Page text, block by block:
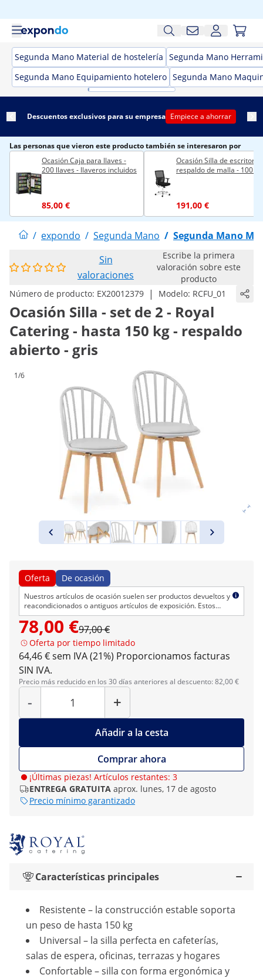
Segunda Mano Material de hostelería Segunda Mano
Segunda Mano Equipamiento hotelero Segunda Mano
Descuentos exclusivos para su empresa Empiece a ahorrar
Las personas que vieron este producto también se interesaron por
Ocasión Caja para llaves -
200 llaves - llaveros incluidos
85,00 €
Ocasión Silla de escritorio
respaldo de malla - 100 kg
191,00 €
/ expondo / Segunda Mano / Segunda Mano
Sin
valoraciones
Escribe la primera
valoración sobre este
producto
Número de producto: EX20012379 | Modelo: RCFU_01
Ocasión Silla - set de 2 - Royal
Catering - hasta 150 kg - respaldo
abierto - gris
1/6
Oferta De ocasión
Nuestros artículos de ocasión suelen ser productos devueltos y
reacondicionados o antiguos artículos de exposición. Estos
productos suelen presentar defectos cosméticos pero se
encuentran en perfectas condiciones técnicas. Como siempre,
ofrecemos el derecho de devolución y la garantía.
78,00 €97,00 €
Oferta por tiempo limitado
64,46 € sem IVA (21%) Proporcionamos facturas
SIN IVA.
Precio más reducido en los 30 días anteriores al descuento: 82,00 €
-
Cantidad
+
Añadir a la cesta
Comprar ahora
¡Últimas piezas! Artículos restantes: 3
ENTREGA GRATUITA aprox. lunes, 17 de agosto
Precio mínimo garantizado
Características principales
Resistente – la construcción estable soporta
un peso de hasta 150 kg
Universal – la silla perfecta en cafeterías,
salas de espera, oficinas, terrazas y hogares
Confortable – silla con forma ergonómica y